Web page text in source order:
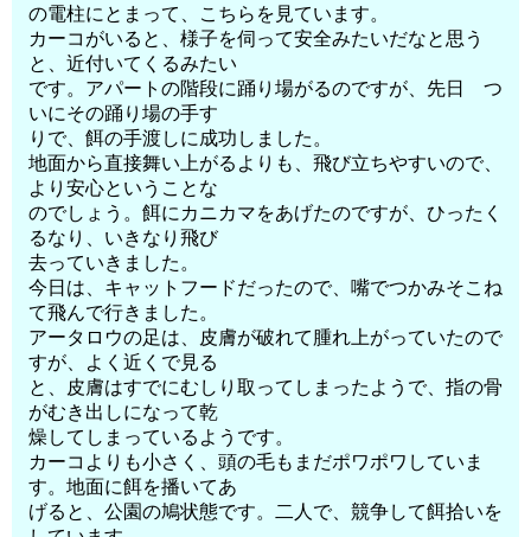
の電柱にとまって、こちらを見ています。
カーコがいると、様子を伺って安全みたいだなと思う
と、近付いてくるみたい
です。アパートの階段に踊り場がるのですが、先日 つ
いにその踊り場の手す
りで、餌の手渡しに成功しました。
地面から直接舞い上がるよりも、飛び立ちやすいので、
より安心ということな
のでしょう。餌にカニカマをあげたのですが、ひったく
るなり、いきなり飛び
去っていきました。
今日は、キャットフードだったので、嘴でつかみそこね
て飛んで行きました。
アータロウの足は、皮膚が破れて腫れ上がっていたので
すが、よく近くで見る
と、皮膚はすでにむしり取ってしまったようで、指の骨
がむき出しになって乾
燥してしまっているようです。
カーコよりも小さく、頭の毛もまだポワポワしていま
す。地面に餌を播いてあ
げると、公園の鳩状態です。二人で、競争して餌拾いを